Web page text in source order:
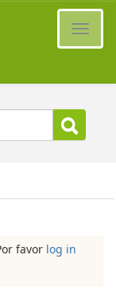
favor log in